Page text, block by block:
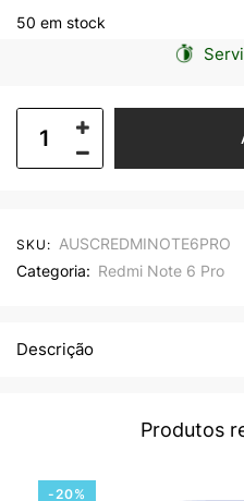
50 em stock
SKU: AUSCREDMINOTE6PRO
Categoria: Redmi Note 6 Pro
Descrição
Produtos
-20%